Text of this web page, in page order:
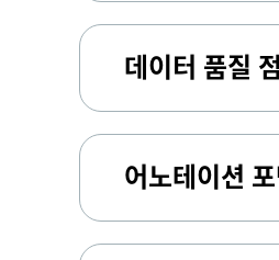
데이터 품질
어노테이션